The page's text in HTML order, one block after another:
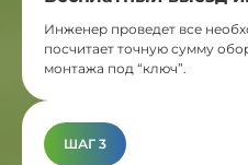
Инженер проведет все
посчитает точную сумму
монтажа под “ключ”.
ШАГ 3